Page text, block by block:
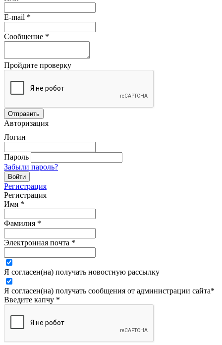
E-mail *
Сообщение *
Пройдите проверку
Авторизация
Логин
Пароль
Забыли пароль?
Регистрация
Регистрация
Имя *
Фамилия *
Электронная почта *
Я согласен(на) получать новостную рассылку
Я согласен(на) получать сообщения от администрации сайта*
Введите капчу *